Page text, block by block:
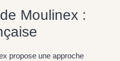
Moulinex :
propose une approche